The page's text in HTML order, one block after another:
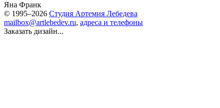
Яна Франк
© 1995–2026 Студия Артемия Лебедева
mailbox@artlebedev.ru, адреса и телефоны
Заказать дизайн...